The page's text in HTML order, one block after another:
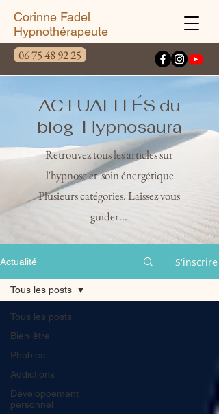
06 75 48 92 25
Corinne Fadel
Hypnothérapeute
ACTUALITÉS du
blog Hypnosaura
Retrouvez tous les articles sur
l'hypnose et soin énergétique
Plusieurs catégories. Laissez vous
guider...
Actualité S'inscrire
Tous les posts
Bien-être
Phobies
Addictions
Développement
personnel
Tous les posts